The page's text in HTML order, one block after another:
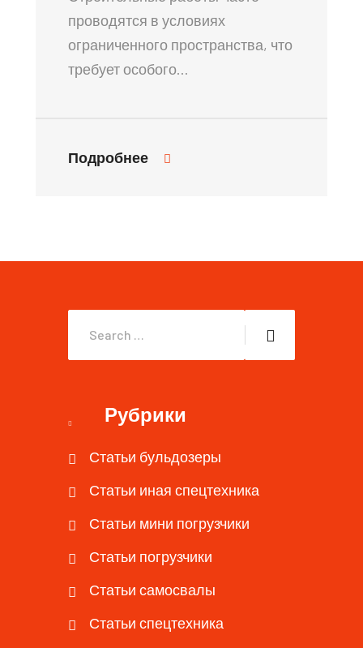
проводятся в условиях
ограниченного пространства, что
требует особого…
Подробнее
Рубрики
Статьи бульдозеры
Статьи иная спецтехника
Статьи мини погрузчики
Статьи погрузчики
Статьи самосвалы
Статьи спецтехника